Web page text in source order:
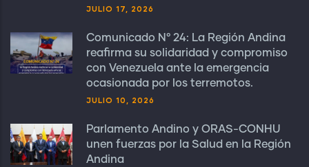
JULIO 17, 2026
Comunicado N° 24: La Región Andina
reafirma su solidaridad y compromiso
con Venezuela ante la emergencia
ocasionada por los terremotos.
JULIO 10, 2026
Parlamento Andino y ORAS-CONHU
unen fuerzas por la Salud en la Región
Andina